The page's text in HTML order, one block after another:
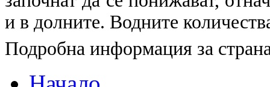
и в долните. Водните
Подробна информация за